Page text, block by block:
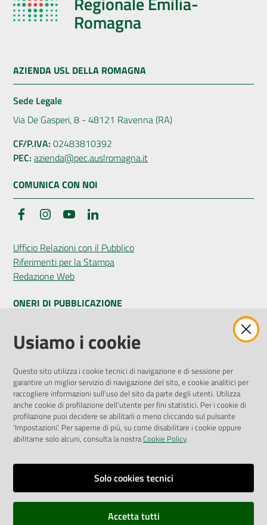
Romagna
AZIENDA USL DELLA ROMAGNA
Sede Legale
Via De Gasperi, 8 - 48121 Ravenna (RA)
CF/P.IVA: 02483810392
PEC: azienda@pec.auslromagna.it
COMUNICA CON NOI
FacebookInstagramYouTube
Ufficio Relazioni con il Pubblico
Riferimenti per la Stampa
Redazione Web
ONERI DI PUBBLICAZIONE
Amministrazione Trasparente
Pubblicità legale
Privacy Policy
Attuazione Misure PNRR
Liste di Attesa
ENTI, IMPRESE E PARTNER
Fatturazione Elettronica
Richiesta Patrocinio
Usiamo i cookie
Questo sito utilizza i cookie tecnici di navigazione e di sessione per
garantire un miglior servizio di navigazione del sito, e cookie analitici per
raccogliere informazioni sull'uso del sito da parte degli utenti. Utilizza
anche cookie di profilazione dell'utente per fini statistici. Per i cookie di
profilazione puoi decidere se abilitarli o meno cliccando sul pulsante
'Impostazioni'. Per saperne di più, su come disabilitare i cookie oppure
abilitarne solo alcuni, consulta la nostraCookie Policy.
Solo cookies tecnici
Accetta tutti